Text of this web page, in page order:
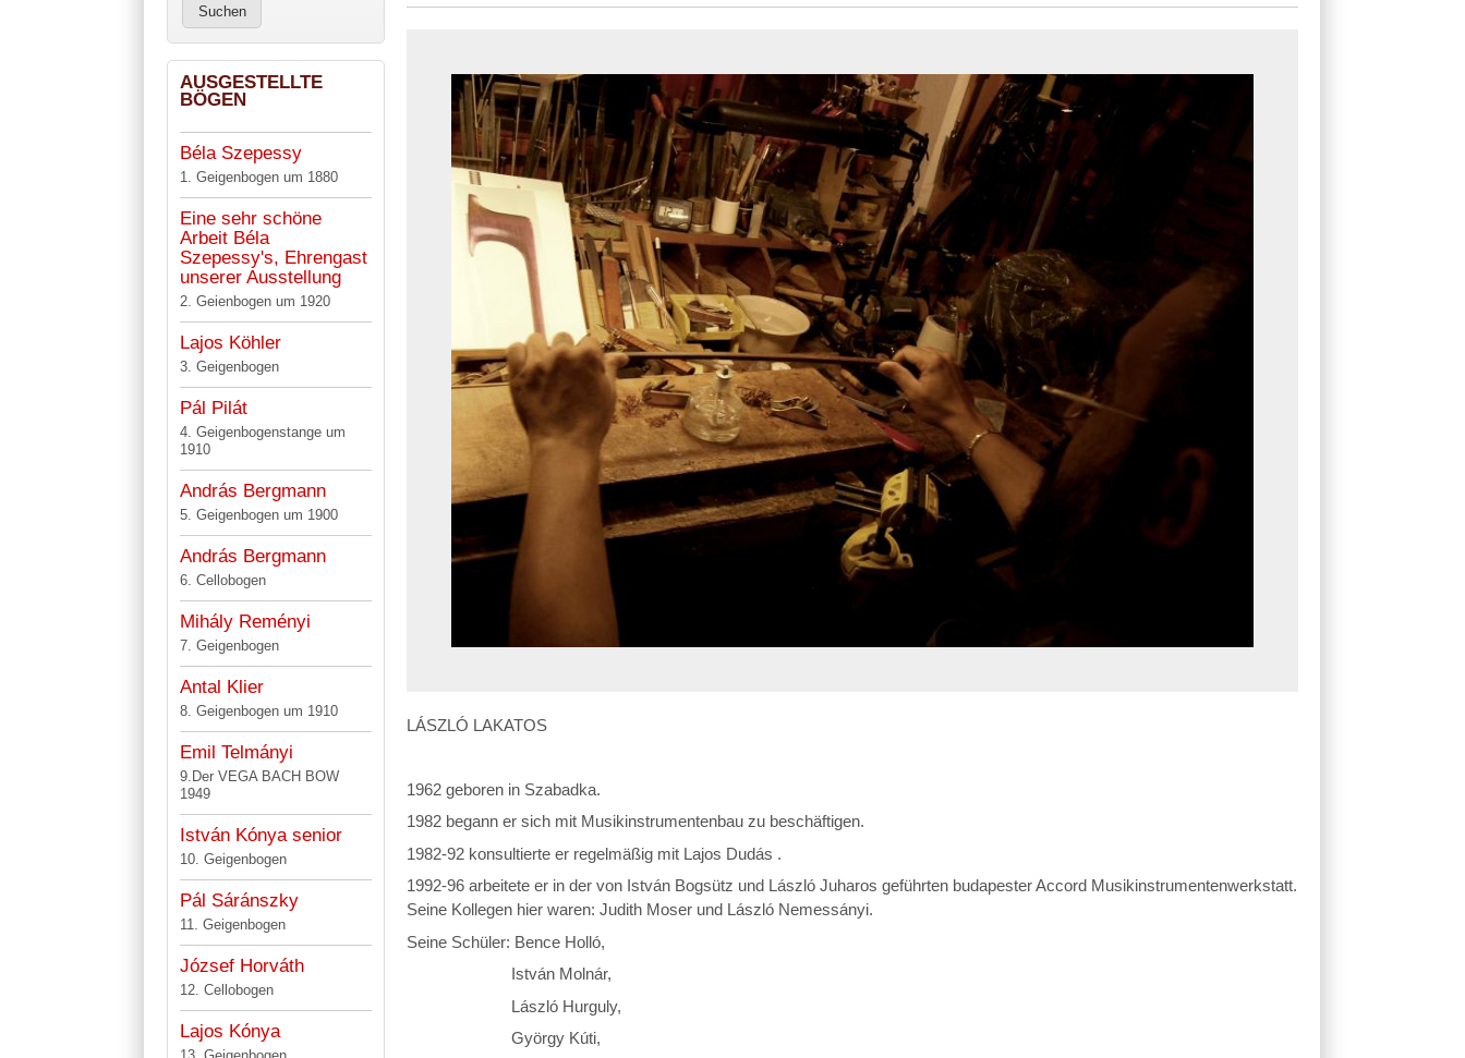
AUSGESTELLTE
BÖGEN
Béla Szepessy
1. Geigenbogen um 1880
Eine sehr schöne
Arbeit Béla
Szepessy's, Ehrengast
unserer Ausstellung
2. Geienbogen um 1920
Lajos Köhler
3. Geigenbogen
Pál Pilát
4. Geigenbogenstange um
1910
András Bergmann
5. Geigenbogen um 1900
András Bergmann
6. Cellobogen
Mihály Reményi
7. Geigenbogen
Antal Klier
8. Geigenbogen um 1910
Emil Telmányi
9.Der VEGA BACH BOW
1949
István Kónya senior
10. Geigenbogen
Pál Sáránszky
11. Geigenbogen
József Horváth
12. Cellobogen
Lajos Kónya
LÁSZLÓ LAKATOS
1962 geboren in Szabadka.
1982 begann er sich mit Musikinstrumentenbau zu beschäftigen.
1982-92 konsultierte er regelmäßig mit Lajos Dudás .
1992-96 arbeitete er in der von István Bogsütz und László Juharos geführten budapester Accord Musikinstrumentenwerkstatt.
Seine Kollegen hier waren: Judith Moser und László Nemessányi.
Seine Schüler: Bence Holló,
István Molnár,
László Hurguly,
György Kúti,